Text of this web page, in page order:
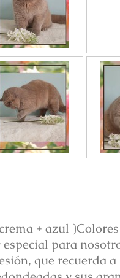
+ azul )Colores
para
que recuerda